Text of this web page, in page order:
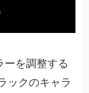
ーを調整する
ックのキャラ